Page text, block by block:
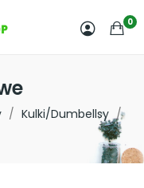
0
Kulki/Dumbellsy